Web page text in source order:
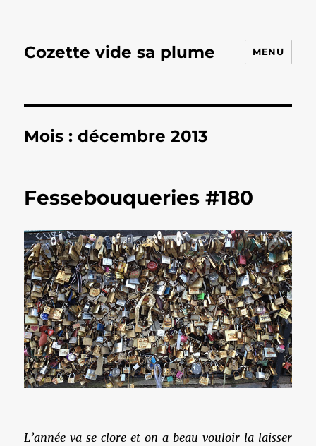
Cozette vide sa plume MENU
Mois :décembre 2013
Fessebouqueries #180
L’année va se clore et on a beau vouloir la laisser